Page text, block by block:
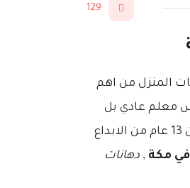
129
المنزل من اهم
معلم عادي بل
الى معلم شاطر متخصص بهذا المجال ليس لعامين او ثلاثة وانما تتطلب الى معلم شاطر يمتلك من الخبرة الطويلة بخبرة لاتقل عن 13 عام من الابداع
مكة , دهانات